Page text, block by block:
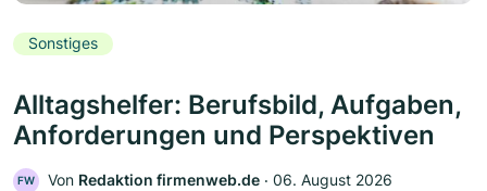
Sonstiges
Alltagshelfer: Berufsbild, Aufgaben,
Anforderungen und Perspektiven
FW Von Redaktion firmenweb.de ‧ 06. August 2026